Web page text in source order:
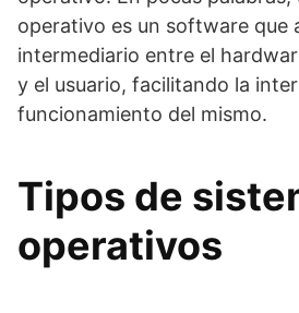
operativo es un software que
intermediario entre el
y el usuario, facilitando la
funcionamiento del mismo.
Tipos de
operativos